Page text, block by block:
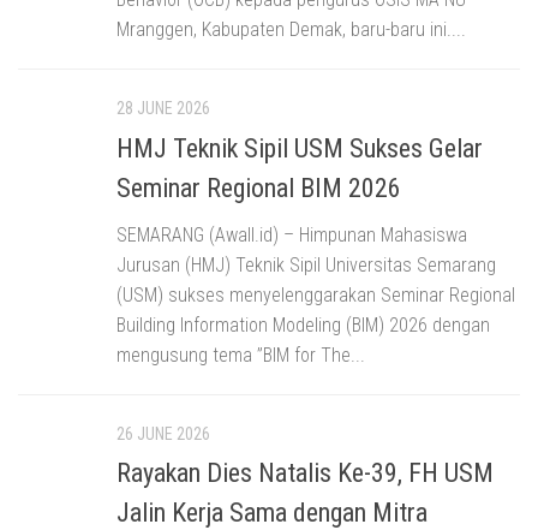
Mranggen, Kabupaten Demak, baru-baru ini....
28 JUNE 2026
HMJ Teknik Sipil USM Sukses Gelar
Seminar Regional BIM 2026
SEMARANG (Awall.id) – Himpunan Mahasiswa
Jurusan (HMJ) Teknik Sipil Universitas Semarang
(USM) sukses menyelenggarakan Seminar Regional
Building Information Modeling (BIM) 2026 dengan
mengusung tema ”BIM for The...
26 JUNE 2026
Rayakan Dies Natalis Ke-39, FH USM
Jalin Kerja Sama dengan Mitra